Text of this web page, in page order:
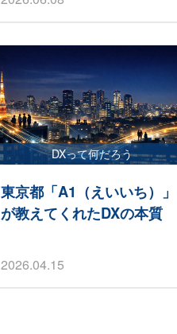
DXって何だろう
東京都「A1（えいいち）」
が教えてくれたDXの本質
2026.04.15